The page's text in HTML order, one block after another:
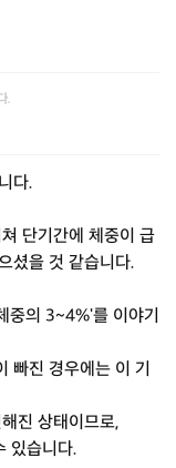
.
다.
단기간에 체중이 급
셨을 것 같습니다.
중의 3~4%'를 이야기
빠진 경우에는 이 기
진 상태이므로,
있습니다.